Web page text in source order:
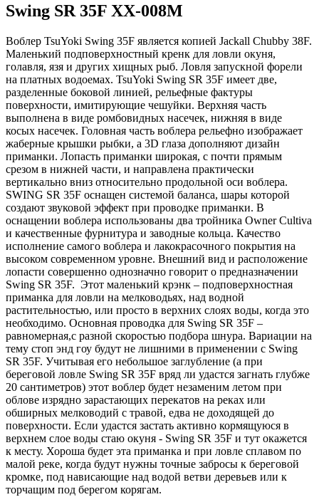
Swing SR 35F XX-008M
Воблер TsuYoki Swing 35F является копией Jackall Chubby 38F.
Маленький подповерхностный кренк для ловли окуня,
голавля, язя и других хищных рыб. Ловля запускной форели
на платных водоемах. TsuYoki Swing SR 35F имеет две,
разделенные боковой линией, рельефные фактуры
поверхности, имитирующие чешуйки. Верхняя часть
выполнена в виде ромбовидных насечек, нижняя в виде
косых насечек. Головная часть воблера рельефно изображает
жаберные крышки рыбки, а 3D глаза дополняют дизайн
приманки. Лопасть приманки широкая, с почти прямым
срезом в нижней части, и направлена практически
вертикально вниз относительно продольной оси воблера.
SWING SR 35F оснащен системой баланса, шары которой
создают звуковой эффект при проводке приманки. В
оснащении воблера использованы два тройника Owner Cultiva
и качественные фурнитура и заводные кольца. Качество
исполнение самого воблера и лакокрасочного покрытия на
высоком современном уровне. Внешний вид и расположение
лопасти совершенно однозначно говорит о предназначении
Swing SR 35F. Этот маленький крэнк – подповерхностная
приманка для ловли на мелководьях, над водной
растительностью, или просто в верхних слоях воды, когда это
необходимо. Основная проводка для Swing SR 35F –
равномерная,с разной скоростью подбора шнура. Вариации на
тему стоп энд гоу будут не лишними в применении с Swing
SR 35F. Учитывая его небольшое заглубление (а при
береговой ловле Swing SR 35F вряд ли удастся загнать глубже
20 сантиметров) этот воблер будет незаменим летом при
облове изрядно зарастающих перекатов на реках или
обширных мелководий с травой, едва не доходящей до
поверхности. Если удастся застать активно кормящуюся в
верхнем слое воды стаю окуня - Swing SR 35F и тут окажется
к месту. Хороша будет эта приманка и при ловле сплавом по
малой реке, когда будут нужны точные забросы к береговой
кромке, под нависающие над водой ветви деревьев или к
торчащим под берегом корягам.